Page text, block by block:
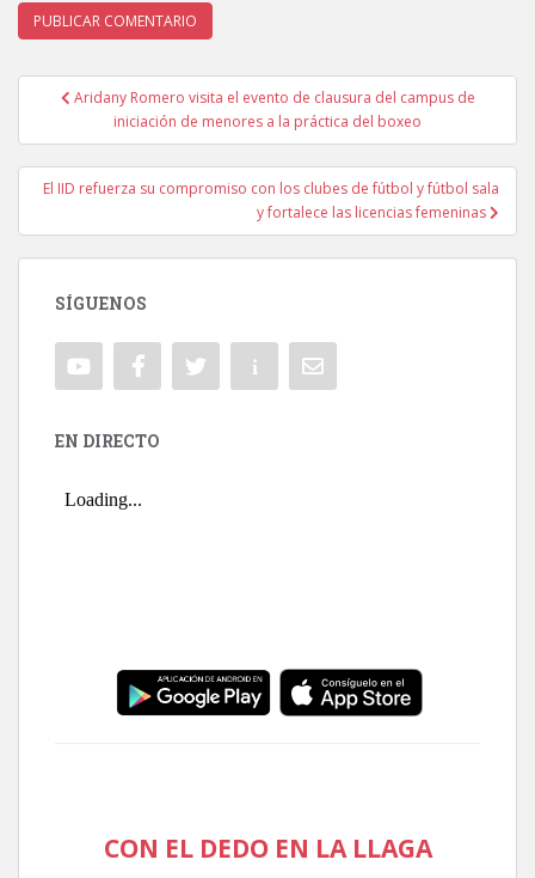
Navegación de entradas
Aridany Romero visita el evento de clausura del campus de
iniciación de menores a la práctica del boxeo
El IID refuerza su compromiso con los clubes de fútbol y fútbol sala
y fortalece las licencias femeninas
SÍGUENOS
EN DIRECTO
CON EL DEDO EN LA LLAGA